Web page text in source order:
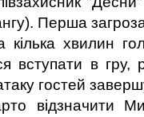
Перша
хвилин
вступати в гру,
гостей
відзначити